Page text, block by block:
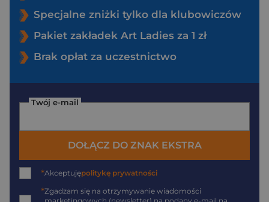
Specjalne zniżki tylko dla klubowiczów
Pakiet zakładek Art Ladies za 1 zł
Brak opłat za uczestnictwo
Twój e-mail
DOŁĄCZ DO ZNAK EKSTRA
*Akceptujępolitykę prywatności
*Zgadzam się na otrzymywanie wiadomości